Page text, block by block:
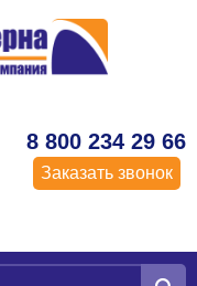
8 800 234 29 66
Заказать звонок